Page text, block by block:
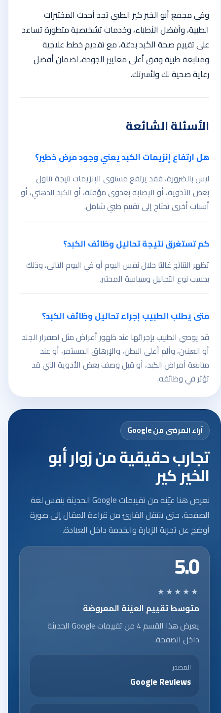
وفي مجمع أبو الخير كير الطبي تجد أحدث المختبرات
الطبية، وأفضل الأطباء، وخدمات تشخيصية متطورة تساعد
على تقييم صحة الكبد بدقة، مع تقديم خطط علاجية
ومتابعة طبية وفق أعلى معايير الجودة، لضمان أفضل
رعاية صحية لك ولأسرتك.
الأسئلة الشائعة
هل ارتفاع إنزيمات الكبد يعني وجود مرض خطير؟
ليس بالضرورة، فقد يرتفع مستوى الإنزيمات نتيجة تناول
بعض الأدوية، أو الإصابة بعدوى مؤقتة، أو الكبد الدهني، أو
أسباب أخرى تحتاج إلى تقييم طبي شامل.
كم تستغرق نتيجة تحاليل وظائف الكبد؟
تظهر النتائج غالبًا خلال نفس اليوم أو في اليوم التالي، وذلك
بحسب نوع التحاليل وسياسة المختبر.
متى يطلب الطبيب إجراء تحاليل وظائف الكبد؟
قد يوصي الطبيب بإجرائها عند ظهور أعراض مثل اصفرار الجلد
أو العينين، وألم أعلى البطن، والإرهاق المستمر، أو عند
متابعة أمراض الكبد، أو قبل وصف بعض الأدوية التي قد
تؤثر في وظائفه.
آراء المرضى من Google
تجارب حقيقية من زوار أبو
الخير كير
نعرض هنا عيّنة من تقييمات Google الحديثة بنفس لغة
الصفحة، حتى ينتقل القارئ من قراءة المقال إلى صورة
أوضح عن تجربة الزيارة والخدمة داخل العيادة.
5.0
★★★★★
متوسط تقييم العيّنة المعروضة
يعرض هذا القسم 4 من تقييمات Google الحديثة
داخل الصفحة.
المصدر
Google Reviews